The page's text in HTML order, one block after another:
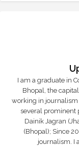
I am a graduate in
Bhopal, the
working in journalism
several prominent
Dainik Jagran
(Bhopal); Since
journalism. I